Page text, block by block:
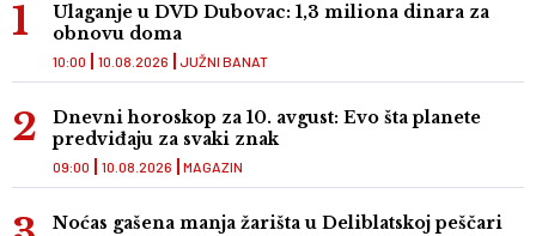
Ulaganje u DVD Dubovac: 1,3 miliona dinara za
obnovu doma
JUŽNI BANAT
10:00 10.08.2026
Dnevni horoskop za 10. avgust: Evo šta planete
predviđaju za svaki znak
MAGAZIN
09:00 10.08.2026
Noćas gašena manja žarišta u Deliblatskoj peščari